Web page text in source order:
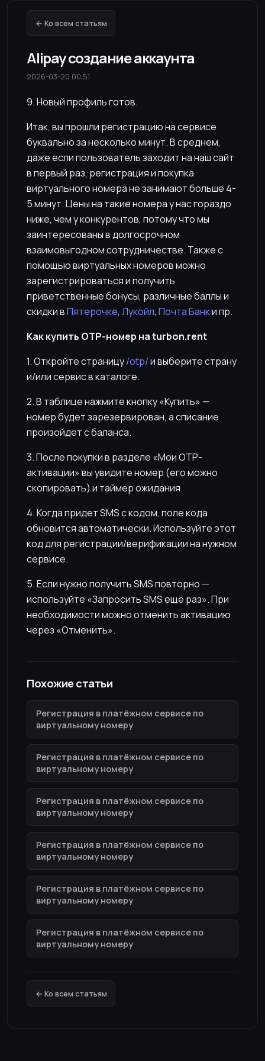
← Ко всем статьям
Alipay создание аккаунта
2026-03-20 00:51
9. Новый профиль готов.
Итак, вы прошли регистрацию на сервисе
буквально за несколько минут. В среднем,
даже если пользователь заходит на наш сайт
в первый раз, регистрация и покупка
виртуального номера не занимают больше 4-
5 минут. Цены на такие номера у нас гораздо
ниже, чем у конкурентов, потому что мы
заинтересованы в долгосрочном
взаимовыгодном сотрудничестве. Также с
помощью виртуальных номеров можно
зарегистрироваться и получить
приветственные бонусы, различные баллы и
скидки вПятерочке, Лукойл, Почта Банки пр.
Как купить OTP-номер на turbon.rent
1. Откройте страницу/otp/и выберите страну
и/или сервис в каталоге.
2. В таблице нажмите кнопку «Купить» —
номер будет зарезервирован, а списание
произойдет с баланса.
3. После покупки в разделе «Мои OTP-
активации» вы увидите номер (его можно
скопировать) и таймер ожидания.
4. Когда придет SMS с кодом, поле кода
обновится автоматически. Используйте этот
код для регистрации/верификации на нужном
сервисе.
5. Если нужно получить SMS повторно —
используйте «Запросить SMS ещё раз». При
необходимости можно отменить активацию
через «Отменить».
Похожие статьи
Регистрация в платёжном сервисе по
виртуальному номеру
Регистрация в платёжном сервисе по
виртуальному номеру
Регистрация в платёжном сервисе по
виртуальному номеру
Регистрация в платёжном сервисе по
виртуальному номеру
Регистрация в платёжном сервисе по
виртуальному номеру
Регистрация в платёжном сервисе по
виртуальному номеру
← Ко всем статьям